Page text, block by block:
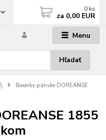
Menu
Hľadať
0 ks
za 0,00 EUR
Boxerky pánske DOREANSE
1855